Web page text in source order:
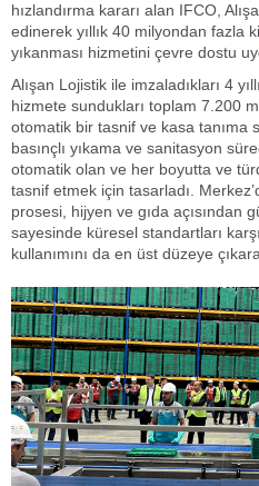
hızlandırma kararı alan IFCO,
edinerek yıllık 40 milyondan fazla
yıkanması hizmetini çevre dostu
Alışan Lojistik ile imzaladıkları 4
hizmete sundukları toplam 7.200
otomatik bir tasnif ve kasa tanıma
basınçlı yıkama ve sanitasyon
otomatik olan ve her boyutta ve
tasnif etmek için tasarladı.
prosesi, hijyen ve gıda açısından
sayesinde küresel standartları
kullanımını da en üst düzeye